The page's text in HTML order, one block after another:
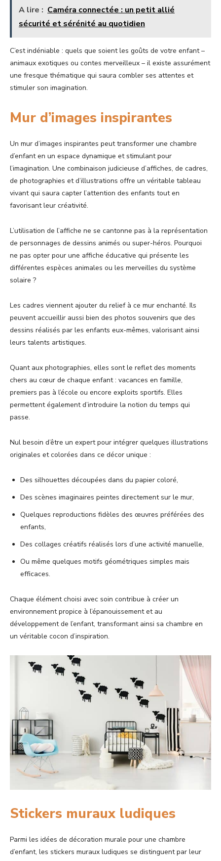
A lire : Caméra connectée : un petit allié
sécurité et sérénité au quotidien
C’est indéniable : quels que soient les goûts de votre enfant –
animaux exotiques ou contes merveilleux – il existe assurément
une fresque thématique qui saura combler ses attentes et
stimuler son imagination.
Mur d’images inspirantes
Un mur d’images inspirantes peut transformer une chambre
d’enfant en un espace dynamique et stimulant pour
l’imagination. Une combinaison judicieuse d’affiches, de cadres,
de photographies et d’illustrations offre un véritable tableau
vivant qui saura capter l’attention des enfants tout en
favorisant leur créativité.
L’utilisation de l’affiche ne se cantonne pas à la représentation
de personnages de dessins animés ou super-héros. Pourquoi
ne pas opter pour une affiche éducative qui présente les
différentes espèces animales ou les merveilles du système
solaire ?
Les cadres viennent ajouter du relief à ce mur enchanté. Ils
peuvent accueillir aussi bien des photos souvenirs que des
dessins réalisés par les enfants eux-mêmes, valorisant ainsi
leurs talents artistiques.
Quant aux photographies, elles sont le reflet des moments
chers au cœur de chaque enfant : vacances en famille,
premiers pas à l’école ou encore exploits sportifs. Elles
permettent également d’introduire la notion du temps qui
passe.
Nul besoin d’être un expert pour intégrer quelques illustrations
originales et colorées dans ce décor unique :
Des silhouettes découpées dans du papier coloré,
Des scènes imaginaires peintes directement sur le mur,
Quelques reproductions fidèles des œuvres préférées des
enfants,
Des collages créatifs réalisés lors d’une activité manuelle,
Ou même quelques motifs géométriques simples mais
efficaces.
Chaque élément choisi avec soin contribue à créer un
environnement propice à l’épanouissement et au
développement de l’enfant, transformant ainsi sa chambre en
un véritable cocon d’inspiration.
Stickers muraux ludiques
Parmi les idées de décoration murale pour une chambre
d’enfant, les stickers muraux ludiques se distinguent par leur